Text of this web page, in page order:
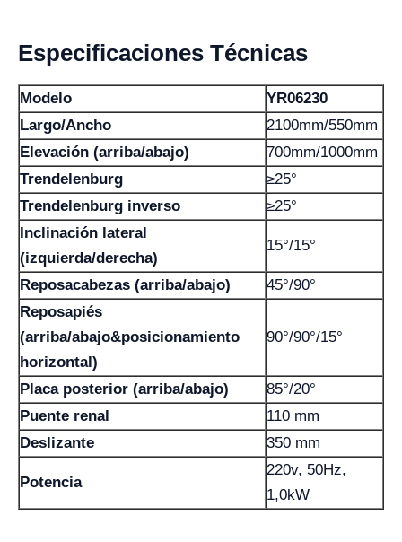
Especificaciones Técnicas
Modelo
YR06230
Largo/Ancho
2100mm/550mm
Elevación (arriba/abajo)
700mm/1000mm
Trendelenburg
≥25°
Trendelenburg inverso
≥25°
Inclinación lateral
(izquierda/derecha)
15°/15°
Reposacabezas (arriba/abajo)
45°/90°
Reposapiés
(arriba/abajo&posicionamiento
horizontal)
90°/90°/15°
Placa posterior (arriba/abajo)
85°/20°
Puente renal
110 mm
Deslizante
350 mm
Potencia
220v, 50Hz,
1,0kW